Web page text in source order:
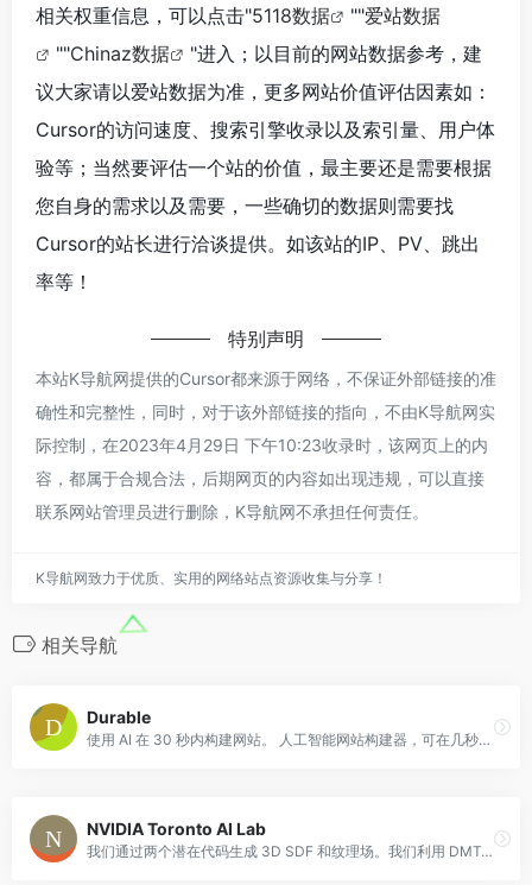
相关权重信息，可以点击"5118数据 ""爱站数据
""Chinaz数据
"进入；以目前的网站数据参考，建
议大家请以爱站数据为准，更多网站价值评估因素如：
Cursor的访问速度、搜索引擎收录以及索引量、用户体
验等；当然要评估一个站的价值，最主要还是需要根据
您自身的需求以及需要，一些确切的数据则需要找
Cursor的站长进行洽谈提供。如该站的IP、PV、跳出
率等！
特别声明
本站K导航网提供的Cursor都来源于网络，不保证外部链接的准
确性和完整性，同时，对于该外部链接的指向，不由K导航网实
际控制，在2023年4月29日 下午10:23收录时，该网页上的内
容，都属于合规合法，后期网页的内容如出现违规，可以直接
联系网站管理员进行删除，K导航网不承担任何责任。
K导航网致力于优质、实用的网络站点资源收集与分享！
相关导航
Durable
使用 AI 在 30 秒内构建网站。 人工智能网站构建器，可在几秒钟内生成带有图像和副本的整个商业网站。免费试用 30 天。
NVIDIA Toronto AI Lab
我们通过两个潜在代码生成 3D SDF 和纹理场。我们利用 DMTet 从 SDF 中提取 3D 表面网格，并查询表面点处的纹理场以获取颜色